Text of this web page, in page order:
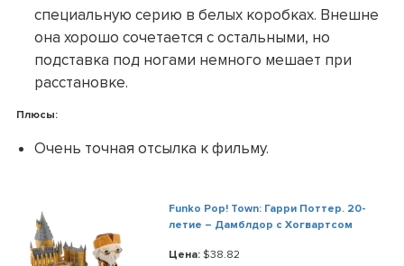
специальную серию в белых коробках. Внешне
она хорошо сочетается с остальными, но
подставка под ногами немного мешает при
расстановке.
Плюсы:
Очень точная отсылка к фильму.
Funko Pop! Town: Гарри Поттер. 20-
летие – Дамблдор с Хогвартсом
Цена: $38.82